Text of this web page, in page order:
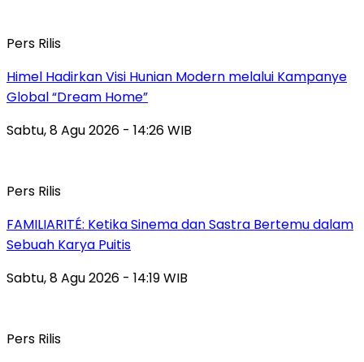
Pers Rilis
Himel Hadirkan Visi Hunian Modern melalui Kampanye
Global “Dream Home”
Sabtu, 8 Agu 2026 - 14:26 WIB
Pers Rilis
FAMILIARITÉ: Ketika Sinema dan Sastra Bertemu dalam
Sebuah Karya Puitis
Sabtu, 8 Agu 2026 - 14:19 WIB
Pers Rilis